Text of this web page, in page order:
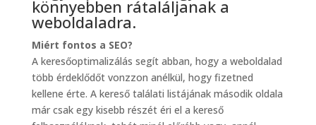
könnyebben rátaláljanak a
weboldaladra.
Miért fontos a SEO?
A keresőoptimalizálás segít abban, hogy a weboldalad
több érdeklődőt vonzzon anélkül, hogy fizetned
kellene érte. A kereső találati listájának második oldala
már csak egy kisebb részét éri el a kereső